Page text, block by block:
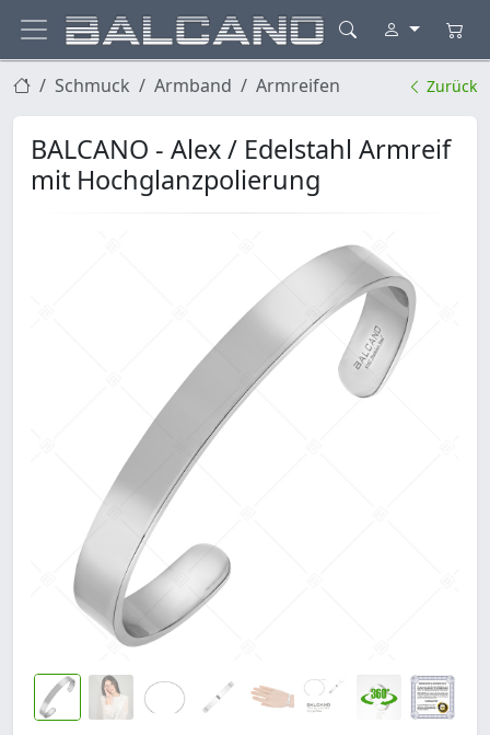
Schmuck Armband Armreifen Zurück
BALCANO - Alex / Edelstahl Armreif
mit Hochglanzpolierung